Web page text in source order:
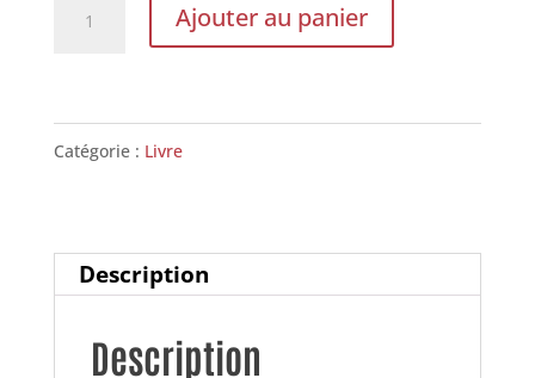
"Bien
vieillir"
Ajouter au panier
Catégorie : Livre
Description
Description